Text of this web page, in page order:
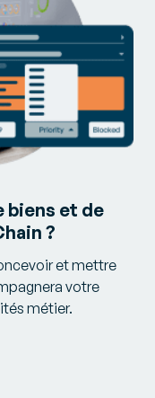
biens et de
?
et mettre
votre
métier.